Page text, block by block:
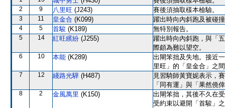
2 9 八里旺 (J243) 賽後須抽取樣本檢驗。
3 11 皇金合 (K099) 躍出時向內斜跑及被碰
4 5 首駿 (K189) 無特別報告。
5 14 紅旺繽紛 (J255)
躍出時向內斜跑，與「
際頗為難以望空。
6 10 本能 (K289)
出閘笨拙及失地。接近
里旺」的「皇金合」之
7 12 綫路光驊 (H487)
見習騎師黃寶妮表示，
「同有運」與「果然僥
8 2 金風萬里 (K150)
出閘笨拙，其後不久在
受約束以避開「首駿」